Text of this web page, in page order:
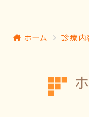
ホーム 診療内